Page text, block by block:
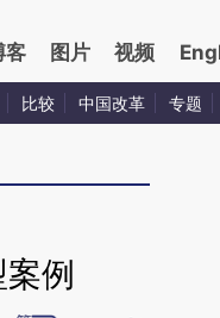
客 图片 视频
比较 中国改革 专题
例